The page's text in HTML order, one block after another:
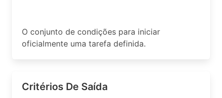
O conjunto de condições para iniciar
oficialmente uma tarefa definida.
Critérios De Saída